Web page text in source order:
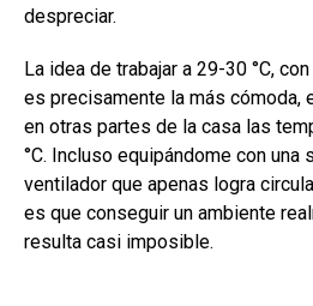
despreciar.
La idea de trabajar a 29-30 °C,
es precisamente la más cómoda,
en otras partes de la casa las
°C. Incluso equipándome con una
ventilador que apenas logra
es que conseguir un ambiente
resulta casi imposible.